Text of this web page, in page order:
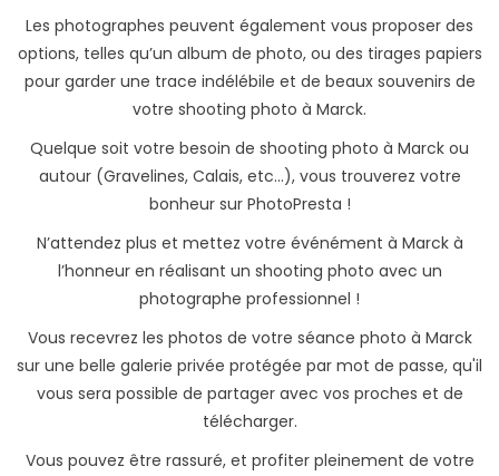
Les photographes peuvent également vous proposer des
options, telles qu’un album de photo, ou des tirages papiers
pour garder une trace indélébile et de beaux souvenirs de
votre shooting photo à Marck.
Quelque soit votre besoin de shooting photo à Marck ou
autour (Gravelines, Calais, etc...), vous trouverez votre
bonheur sur PhotoPresta !
N’attendez plus et mettez votre événément à Marck à
l’honneur en réalisant un shooting photo avec un
photographe professionnel !
Vous recevrez les photos de votre séance photo à Marck
sur une belle galerie privée protégée par mot de passe, qu'il
vous sera possible de partager avec vos proches et de
télécharger.
Vous pouvez être rassuré, et profiter pleinement de votre